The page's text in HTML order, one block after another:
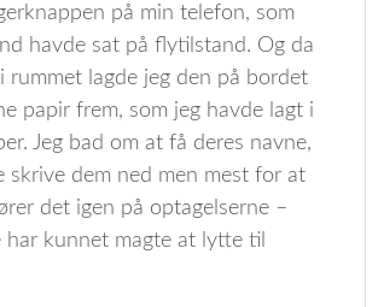
på min telefon, som
havde sat på flytilstand. Og da
rummet lagde jeg den på bordet
papir frem, som jeg havde lagt i
Jeg bad om at få deres navne,
skrive dem ned men mest for at
det igen på optagelserne –
har kunnet magte at lytte til